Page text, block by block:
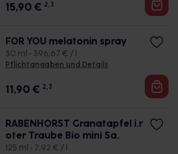
15,90 € 2, 3
FOR YOU melatonin spray
30 ml • 396,67 € / l
Pflichtangaben und Details
11,90 € 2, 3
RABENHORST Granatapfel i.r
oter Traube Bio mini Sa.
125 ml • 7,92 € / l